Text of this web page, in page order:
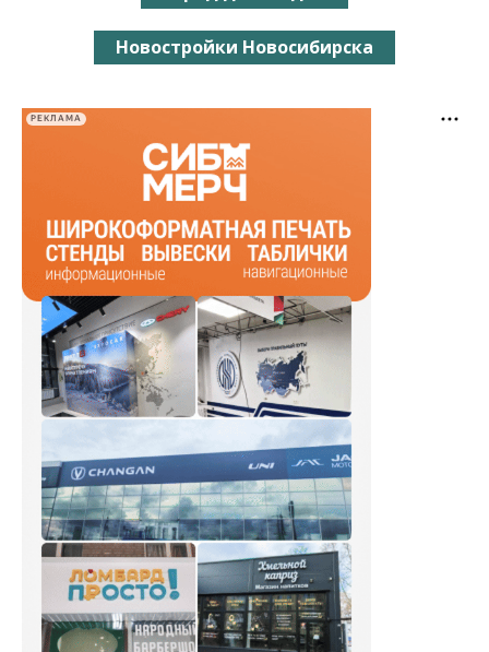
Новостройки Новосибирска
РЕКЛАМА